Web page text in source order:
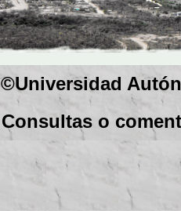
©Universidad
Consultas o